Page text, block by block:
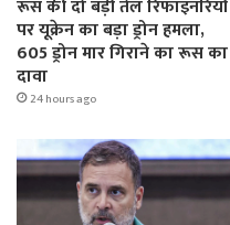
रूस की दो बड़ी तेल रिफाइनरियों
पर यूक्रेन का बड़ा ड्रोन हमला,
605 ड्रोन मार गिराने का रूस का
दावा
24 hours ago